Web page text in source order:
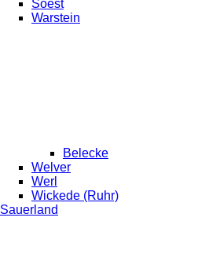
Soest
Warstein
Belecke
Welver
Werl
Wickede (Ruhr)
Sauerland